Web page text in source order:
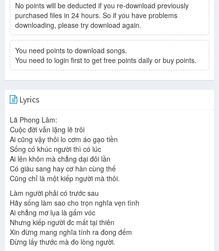
No points will be deducted if you re-download previously
purchased files in 24 hours. So if you have problems
downloading, please try download again.
You need points to download songs.
You need to login first to get free points daily or buy points.
Lyrics
Lã Phong Lâm:
Cuộc đời vẫn lặng lẽ trôi
Ai cũng vậy thôi lo cơm áo gạo tiền
Sống có khúc người thì có lúc
Ai lên khôn mà chẳng dại đôi lần
Có giàu sang hay cơ hàn cùng thế
Cũng chỉ là một kiếp người mà thôi.
Làm người phải có trước sau
Hãy sống làm sao cho trọn nghĩa vẹn tình
Ai chẳng mơ lụa là gấm vóc
Nhưng kiếp người đc mất tại thiên
Xin đừng mang nghĩa tính ra đong đếm
Đừng lấy thước mà đo lòng người.